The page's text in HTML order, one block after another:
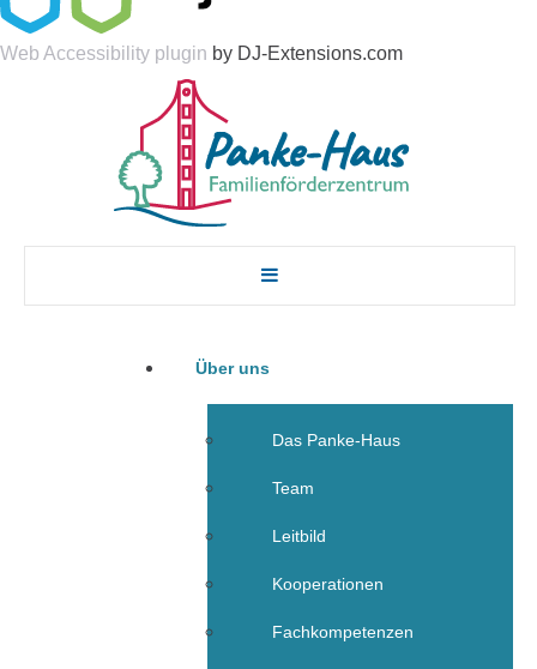
Web Accessibility plugin by DJ-Extensions.com
Über uns
Das Panke-Haus
Team
Leitbild
Kooperationen
Fachkompetenzen